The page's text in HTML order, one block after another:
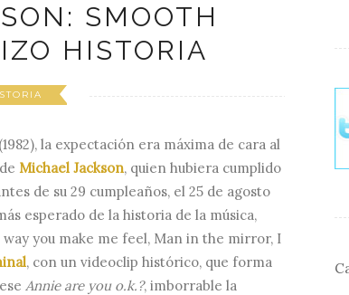
SMOOTH
HISTORIA
la expectación era máxima de cara al
Michael Jackson, quien hubiera cumplido
de su 29 cumpleaños, el 25 de agosto
esperado de la historia de la música,
you make me feel, Man in the mirror, I
, con un videoclip histórico, que forma
Annie are you o.k.?, imborrable la